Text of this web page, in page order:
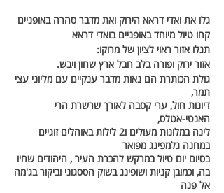
גלו את ואדי דראא הירוק ואת מדבר סהרה באופניים
קחו טיול מיוחד באופניים בואדי דראא
תגלו אזור ראוי לציון של מרוקו:
אזור ירוק ופורה בלב חבל ארץ שחון ויבש.
גולת הכותרת הם נאות מדבר ענקיים עם מליוני עצי
תמר,
דיונות חול, ערי קסבה לאורך שרשרת הרי
האנטי-אטלס,
לינה במלונות מעולים ו2 לילות באוהלים זוגיים
במחנה גלמפינג מפואר
בסיום יום טיול במרקש להכרת העיר , היהודים שחיו
בה, וכמובן קניות ושופינג בשוק הססגוני וביקור בג'מה
אל פנה